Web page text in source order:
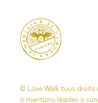

© Love Walk tous droits
⌽ mentions légales ⌽